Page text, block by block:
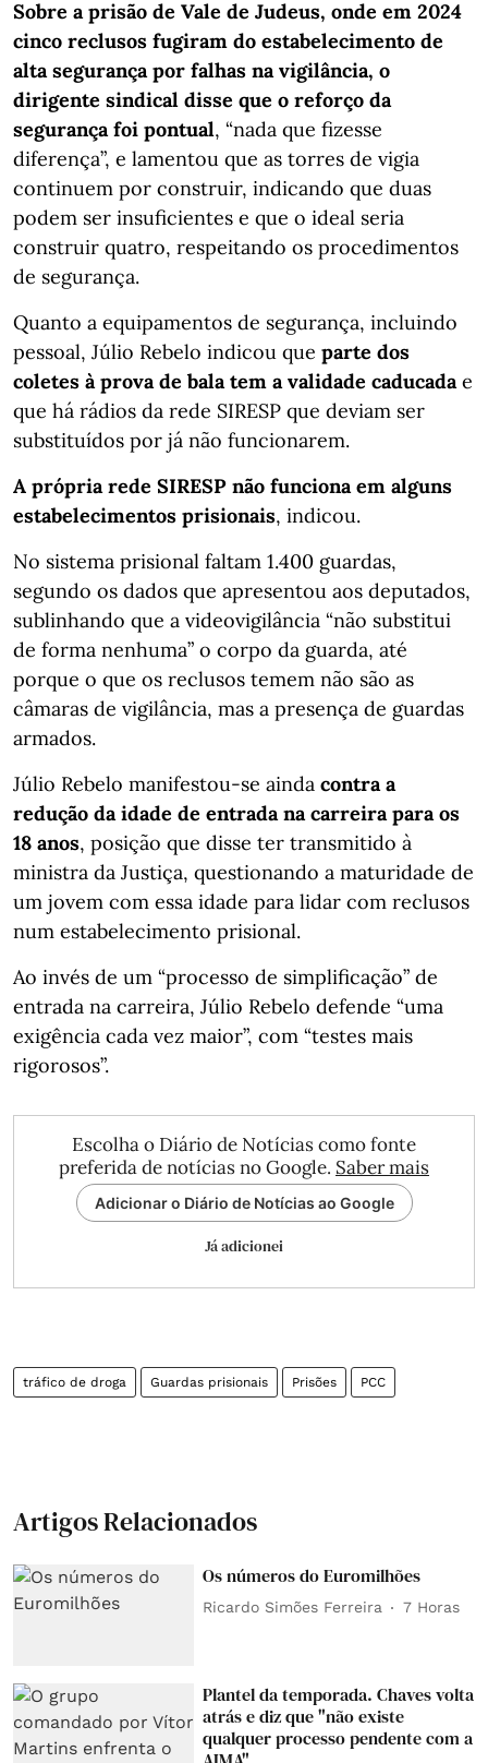
Sobre a prisão de Vale de Judeus, onde em 2024
cinco reclusos fugiram do estabelecimento de
alta segurança por falhas na vigilância, o
dirigente sindical disse que o reforço da
segurança foi pontual, “nada que fizesse
diferença”, e lamentou que as torres de vigia
continuem por construir, indicando que duas
podem ser insuficientes e que o ideal seria
construir quatro, respeitando os procedimentos
de segurança.
Quanto a equipamentos de segurança, incluindo
pessoal, Júlio Rebelo indicou que parte dos
coletes à prova de bala tem a validade caducadae
que há rádios da rede SIRESP que deviam ser
substituídos por já não funcionarem.
A própria rede SIRESP não funciona em alguns
estabelecimentos prisionais, indicou.
No sistema prisional faltam 1.400 guardas,
segundo os dados que apresentou aos deputados,
sublinhando que a videovigilância “não substitui
de forma nenhuma” o corpo da guarda, até
porque o que os reclusos temem não são as
câmaras de vigilância, mas a presença de guardas
armados.
Júlio Rebelo manifestou-se ainda contra a
redução da idade de entrada na carreira para os
18 anos, posição que disse ter transmitido à
ministra da Justiça, questionando a maturidade de
um jovem com essa idade para lidar com reclusos
num estabelecimento prisional.
Ao invés de um “processo de simplificação” de
entrada na carreira, Júlio Rebelo defende “uma
exigência cada vez maior”, com “testes mais
rigorosos”.
Escolha o Diário de Notícias como fonte
preferida de notícias no Google. Saber mais
Adicionar o Diário de Notícias ao Google
Já adicionei
tráfico de droga Guardas prisionais Prisões PCC
Artigos Relacionados
Os números do Euromilhões
Ricardo Simões Ferreira 7 Horas
Plantel da temporada. Chaves volta
atrás e diz que "não existe
qualquer processo pendente com a